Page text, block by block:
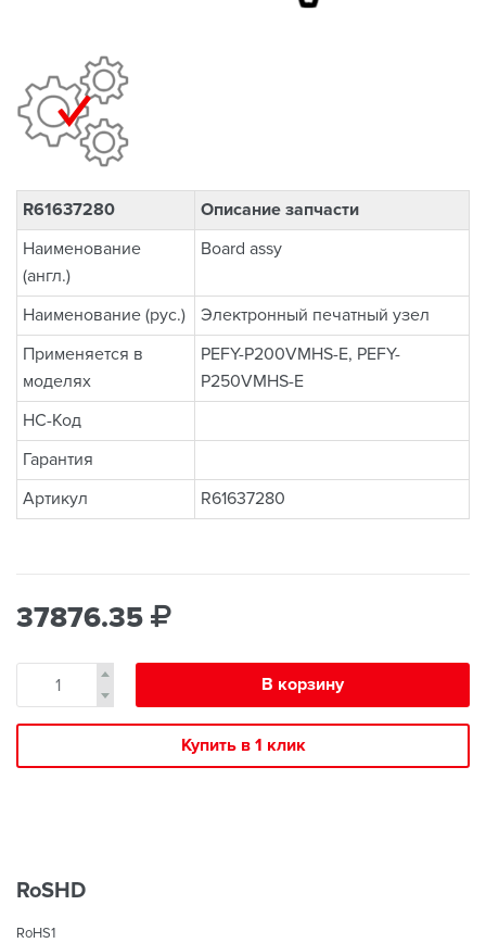
R61637280
Описание запчасти
Наименование
(англ.)
Board assy
Наименование (рус.)
Электронный печатный узел
Применяется в
моделях
PEFY-P200VMHS-E, PEFY-
P250VMHS-E
НС-Код
Гарантия
Артикул
R61637280
37876.35
В корзину
Купить в 1 клик
RoSHD
RoHS1